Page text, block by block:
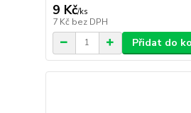
9 Kč/ks
7 Kč bez DPH
Přidat do